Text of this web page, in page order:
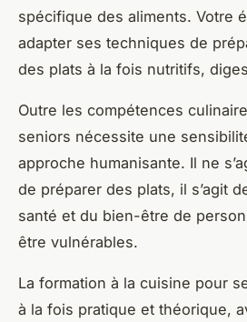
spécifique des aliments. Votre
adapter ses techniques de
des plats à la fois nutritifs,
Outre les compétences
seniors nécessite une
approche humanisante. Il ne
de préparer des plats, il s’agit
santé et du bien-être de
être vulnérables.
La formation à la cuisine pour
à la fois pratique et théorique,